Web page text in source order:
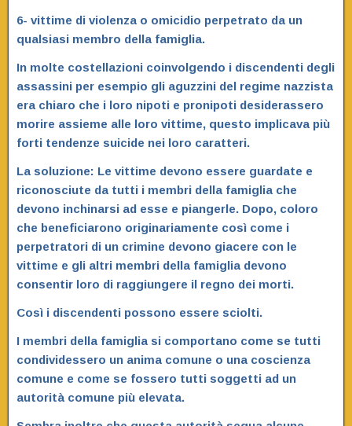
6- vittime di violenza o omicidio perpetrato da un
qualsiasi membro della famiglia.
In molte costellazioni coinvolgendo i discendenti degli
assassini per esempio gli aguzzini del regime nazzista
era chiaro che i loro nipoti e pronipoti desiderassero
morire assieme alle loro vittime, questo implicava più
forti tendenze suicide nei loro caratteri.
La soluzione: Le vittime devono essere guardate e
riconosciute da tutti i membri della famiglia che
devono inchinarsi ad esse e piangerle. Dopo, coloro
che beneficiarono originariamente così come i
perpetratori di un crimine devono giacere con le
vittime e gli altri membri della famiglia devono
consentir loro di raggiungere il regno dei morti.
Così i discendenti possono essere sciolti.
I membri della famiglia si comportano come se tutti
condividessero un anima comune o una coscienza
comune e come se fossero tutti soggetti ad un
autorità comune più elevata.